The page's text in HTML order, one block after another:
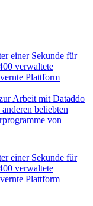
einer Sekunde für
verwaltete
Plattform
Arbeit mit Dataddo
beliebten
von
einer Sekunde für
verwaltete
Plattform